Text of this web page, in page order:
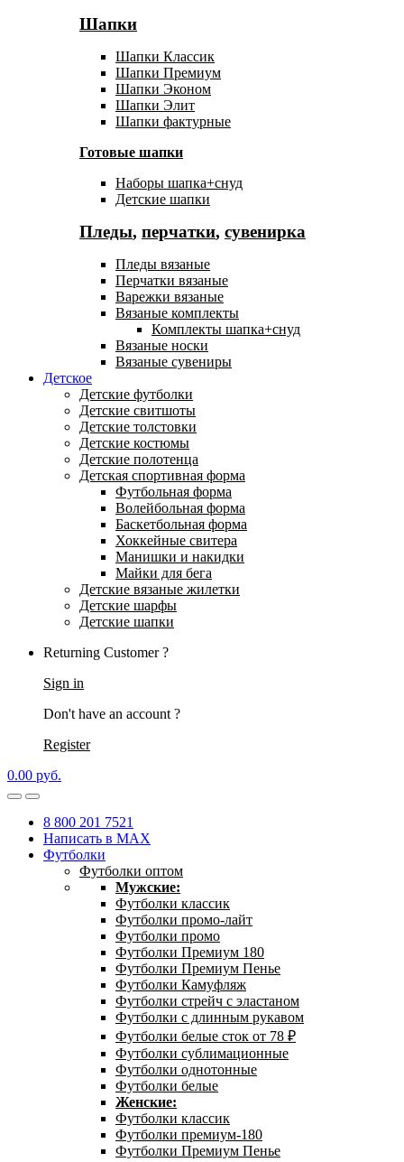
Шапки
Шапки Классик
Шапки Премиум
Шапки Эконом
Шапки Элит
Шапки фактурные
Готовые шапки
Наборы шапка+снуд
Детские шапки
Пледы, перчатки, сувенирка
Пледы вязаные
Перчатки вязаные
Варежки вязаные
Вязаные комплекты
Комплекты шапка+снуд
Вязаные носки
Вязаные сувениры
Детское
Детские футболки
Детские свитшоты
Детские толстовки
Детские костюмы
Детские полотенца
Детская спортивная форма
Футбольная форма
Волейбольная форма
Баскетбольная форма
Хоккейные свитера
Манишки и накидки
Майки для бега
Детские вязаные жилетки
Детские шарфы
Детские шапки
Returning Customer ?
Sign in
Don't have an account ?
Register
0.00 руб.
8 800 201 7521
Написать в MAX
Футболки
Футболки оптом
Мужские:
Футболки классик
Футболки промо-лайт
Футболки промо
Футболки Премиум 180
Футболки Премиум Пенье
Футболки Камуфляж
Футболки стрейч с эластаном
Футболки с длинным рукавом
Футболки белые сток от 78 ₽
Футболки сублимационные
Футболки однотонные
Футболки белые
Женские:
Футболки классик
Футболки премиум-180
Футболки Премиум Пенье